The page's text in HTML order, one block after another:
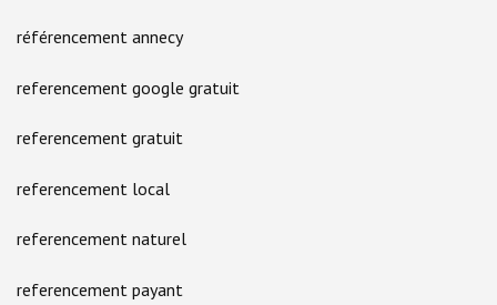
référencement annecy
referencement google gratuit
referencement gratuit
referencement local
referencement naturel
referencement payant